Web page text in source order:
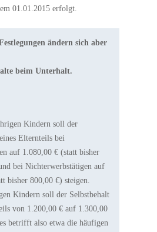
01.01.2015 erfolgt.
ändern sich aber
beim Unterhalt.
Kindern soll der
Elternteils bei
auf 1.080,00 € (statt bisher
bei Nichterwerbstätigen auf
bisher 800,00 €) steigen.
Kindern soll der Selbstbehalt
von 1.200,00 € auf 1.300,00
betrifft also etwa die häufigen